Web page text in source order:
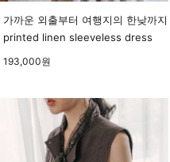
가까운 외출부터 여행지의 한낮까지
printed linen sleeveless dress
193,000원